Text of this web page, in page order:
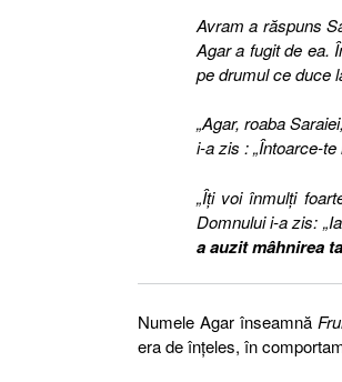
Avram a răspuns
Agar a fugit de ea.
pe drumul ce duce
„Agar, roaba
i-a zis : „Întoarce-
„Îţi voi înmulţi
Domnului i-a zis:
a auzit mâhnirea ta
Numele Agar înseamnă
era de înţeles, în